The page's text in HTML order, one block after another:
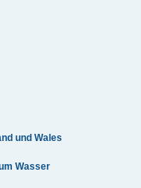
und Wales
Wasser